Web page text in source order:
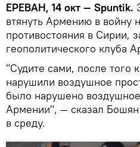
ЕРЕВАН, 14 окт — Spuntik.
втянуть Армению в войну
противостояния в Сирии,
геополитического клуба
"Судите сами, после того
нарушили воздушное
было нарушено
Армении", — сказал
в среду.